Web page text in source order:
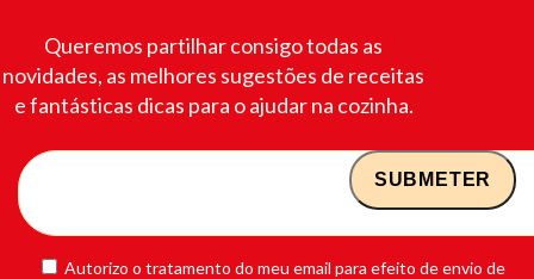
Queremos partilhar consigo todas as
novidades, as melhores sugestões de receitas
e fantásticas dicas para o ajudar na cozinha.
Autorizo o tratamento do meu email para efeito de envio de